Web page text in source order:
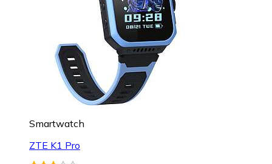
Smartwatch
ZTE K1 Pro